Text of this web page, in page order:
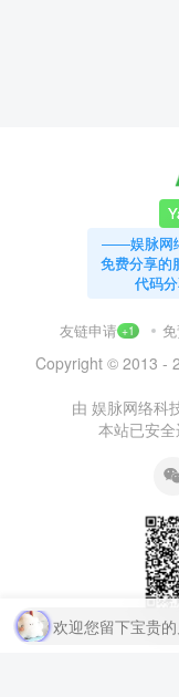
——娱脉网
免费分享的
代码
友链申请 +1
Copyright © 2013 -
由 娱脉网络科
本站已安
扫
欢迎您留下宝贵的